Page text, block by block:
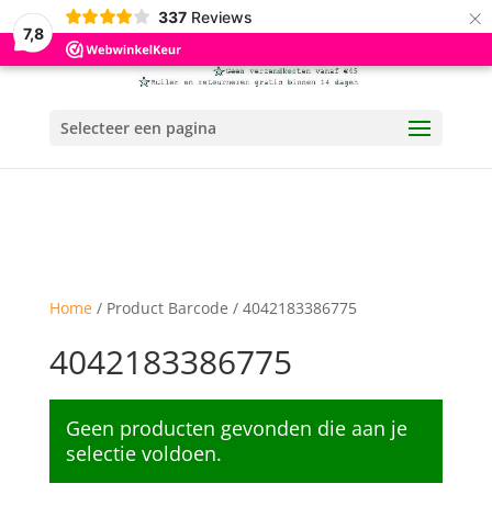
7,8
337 Reviews ×
Selecteer een pagina
Home/ Product Barcode / 4042183386775
4042183386775
Geen producten gevonden die aan je
selectie voldoen.